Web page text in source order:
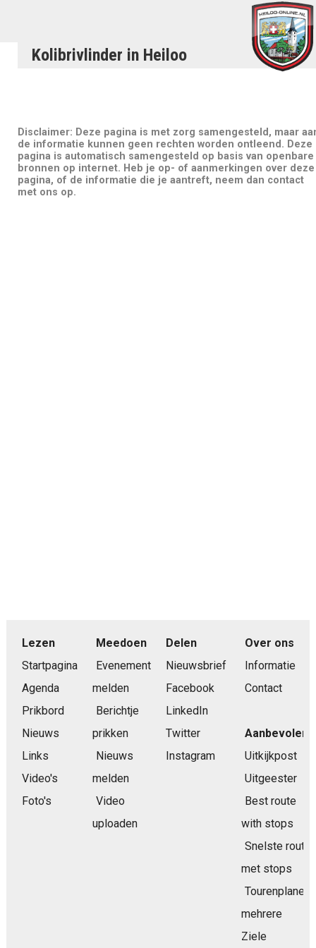
Kolibrivlinder in Heiloo
Disclaimer: Deze pagina is met zorg samengesteld, maar
de informatie kunnen geen rechten worden ontleend. Deze
pagina is automatisch samengesteld op basis van openbare
bronnen op internet. Heb je op- of aanmerkingen over deze
pagina, of de informatie die je aantreft, neem dan contact
met ons op.
Lezen
Startpagina
Agenda
Prikbord
Nieuws
Links
Video's
Foto's
Meedoen
Evenement
melden
Berichtje
prikken
Nieuws
melden
Video
uploaden
Delen
Nieuwsbrief
Facebook
LinkedIn
Twitter
Instagram
Over ons
Informatie
Contact
Aanbevolen
Uitkijkpost
Uitgeester
Best route
with stops
Snelste route
met stops
Tourenplaner
mehrere
Ziele